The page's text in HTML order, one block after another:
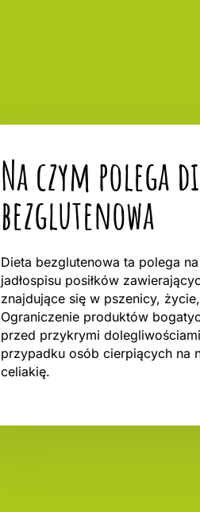
Na czym polega
bezglutenowa
Dieta bezglutenowa ta polega
jadłospisu posiłków
znajdujące się w pszenicy,
Ograniczenie produktów
przed przykrymi
przypadku osób cierpiących na
celiakię.